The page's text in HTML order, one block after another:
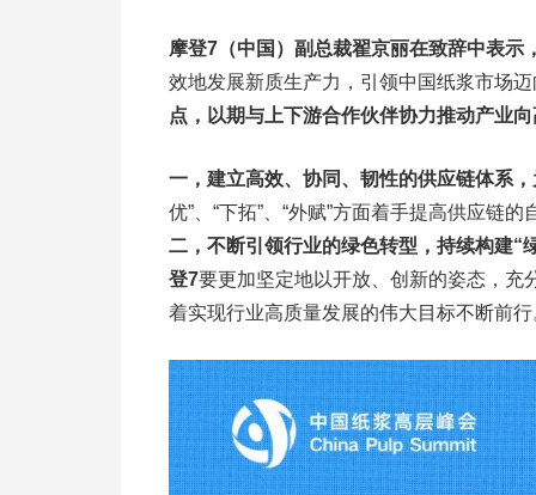
摩登7（中国）副总裁翟京丽在致辞中表示，
效地发展新质生产力，引领中国纸浆市场
点，以期与上下游合作伙伴协力推动产业
一，建立高效、协同、韧性的供应链体系，
优”、“下拓”、“外赋”方面着手提高供应链
二，不断引领行业的绿色转型，持续构建“
登7要更加坚定地以开放、创新的姿态，充
着实现行业高质量发展的伟大目标不断前行